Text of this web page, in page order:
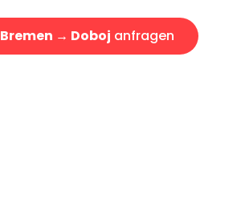
Bremen → Doboj anfragen